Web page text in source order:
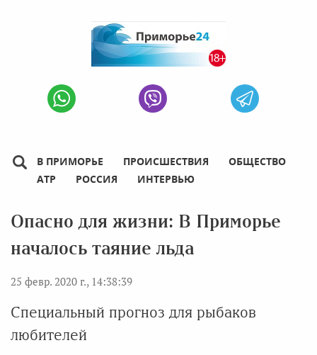
В ПРИМОРЬЕ ПРОИСШЕСТВИЯ
ОБЩЕСТВО
АТР
РОССИЯ ИНТЕРВЬЮ
Опасно для жизни: В Приморье
началось таяние льда
25 февр. 2020 г., 14:38:39
Специальный прогноз для рыбаков
любителей